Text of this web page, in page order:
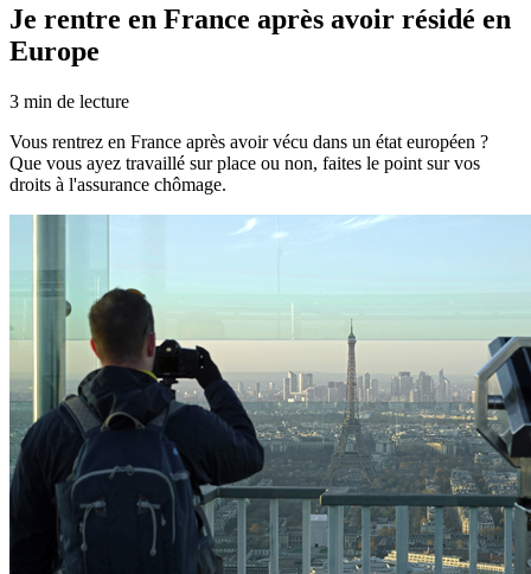
Je rentre en France après avoir résidé en
Europe
3 min de lecture
Vous rentrez en France après avoir vécu dans un état européen ?
Que vous ayez travaillé sur place ou non, faites le point sur vos
droits à l'assurance chômage.